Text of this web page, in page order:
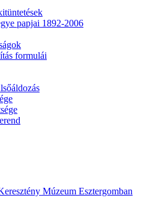
papjai 1892-2006
formulái
Múzeum Esztergomban